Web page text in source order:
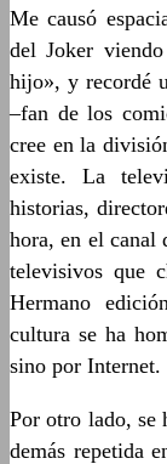
Me causó
del Joker
hijo», y recordé
–fan de los
cree en la
existe. La
historias,
hora, en el canal
televisivos que
Hermano
cultura se ha
sino por Internet.
Por otro lado, se
demás repetida